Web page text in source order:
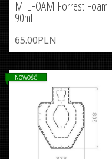
MILFOAM Forrest Foam
90ml
65.00PLN
NOWOŚĆ